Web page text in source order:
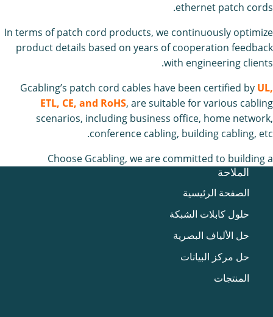
ethernet patch cords.
In terms of patch cord products, we continuously optimize
product details based on years of cooperation feedback
with engineering clients.
Gcabling’s patch cord cables have been certified by UL,
ETL, CE, and RoHS, are suitable for various cabling
scenarios, including business office, home network,
conference cabling, building cabling, etc.
Choose Gcabling, we are committed to building a
comprehensive network infrastructure product system
together. We strive to create high returns for our partners.
الملاحة
الصفحة الرئيسية
حلول كابلات الشبكة
حل الألياف البصرية
حل مركز البيانات
المنتجات